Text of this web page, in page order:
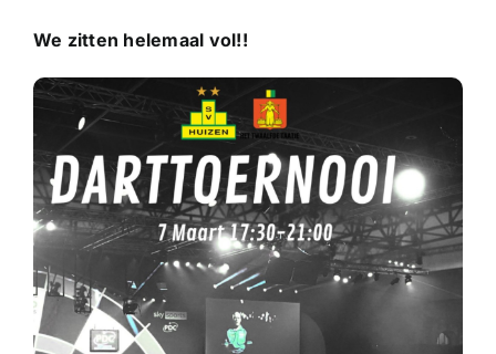
Organisatie
Sponsoren
Commissies
ClubTV
Club van 100
We zitten helemaal vol!!